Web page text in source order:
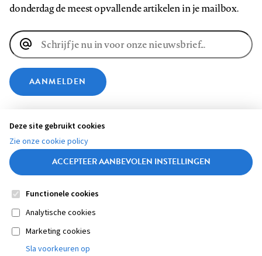
donderdag de meest opvallende artikelen in je mailbox.
E-
mailadres
AANMELDEN
VOLG ONS OP
ons
op
Facebook
Volg
ons
op
LinkedIn
Volg
ons
op
Bluesky
Volg
ons
Volg
ons
Volg
ons
Footer
navigation
Contact Colofon Disclaimer
Deze site gebruikt cookies
Zie onze cookie policy
ACCEPTEER AANBEVOLEN INSTELLINGEN
Functionele cookies
Analytische cookies
Marketing cookies
Sla voorkeuren op